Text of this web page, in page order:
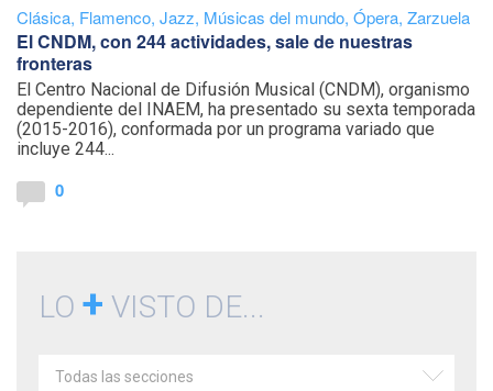
Clásica, Flamenco, Jazz, Músicas del mundo, Ópera, Zarzuela
El CNDM, con 244 actividades, sale de nuestras
fronteras
El Centro Nacional de Difusión Musical (CNDM), organismo
dependiente del INAEM, ha presentado su sexta temporada
(2015-2016), conformada por un programa variado que
incluye 244...
0
LO + VISTO DE...
Todas las secciones